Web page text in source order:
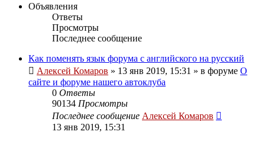
Объявления
Ответы
Просмотры
Последнее сообщение
Как поменять язык форума с английского на русский
Алексей Комаров » 13 янв 2019, 15:31 » в форуме О
сайте и форуме нашего автоклуба
0 Ответы
90134 Просмотры
Последнее сообщение Алексей Комаров
13 янв 2019, 15:31